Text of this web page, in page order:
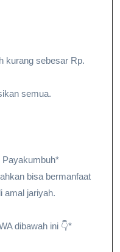
kurang sebesar Rp.
semua.
Payakumbuh*
bisa bermanfaat
amal jariyah.
dibawah ini 👇*